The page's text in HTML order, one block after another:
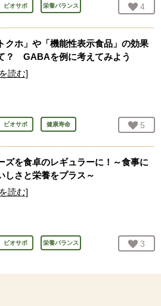
ビオサポ 栄養バランス お気
4
クホ」や「機能性表示食品」の効果
？ GABAを例に考えてみよう
読む]
ビオサポ 健康寿命 お気
5
ズを食卓のレギュラーに！～食事に
しさと栄養をプラス～
読む]
ビオサポ 栄養バランス お気
3